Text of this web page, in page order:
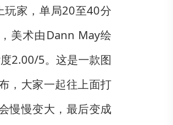
家，单局20至40分
美术由Dann May绘
2.00/5。这是一款图
，大家一起往上面打
慢慢变大，最后变成